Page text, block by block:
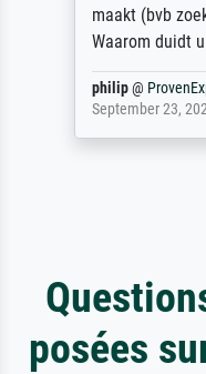
maakt (bvb
Waarom duidt
philip@
September 23,
posées